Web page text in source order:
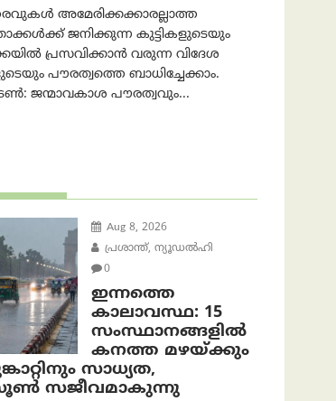
അമേരിക്കക്കാരല്ലാത്ത
ജനിക്കുന്ന കുട്ടികളുടെയും
പ്രസവിക്കാൻ വരുന്ന വിദേശ
പൗരത്വത്തെ ബാധിച്ചേക്കാം.
ജന്മാവകാശ പൗരത്വവും...
Aug 8, 2026
പ്രശാന്ത്, ന്യൂഡല്‍ഹി
0
ഇന്നത്തെ
കാലാവസ്ഥ: 15
സംസ്ഥാനങ്ങളിൽ
കനത്ത മഴയ്ക്കും
സാധ്യത,
സജീവമാകുന്നു